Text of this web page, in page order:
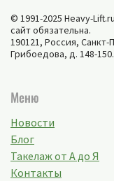
© 1991-2025 Heavy-
сайт обязательна.
190121, Россия, Санкт-
Грибоедова, д. 148-150.
Меню
Новости
Блог
Такелаж от А до Я
Контакты